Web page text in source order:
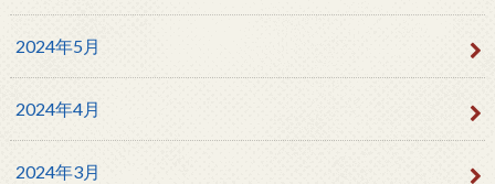
2024年5月
2024年4月
2024年3月